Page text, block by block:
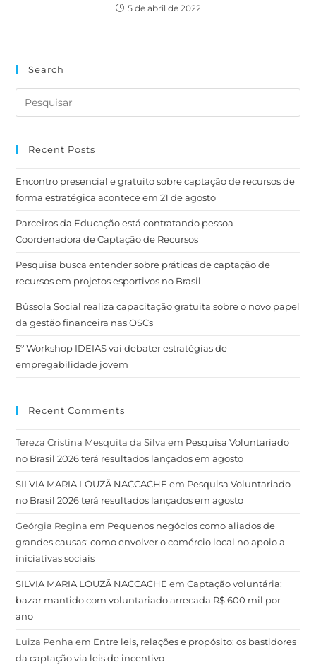
5 de abril de 2022
Search
Recent Posts
Encontro presencial e gratuito sobre captação de recursos de
forma estratégica acontece em 21 de agosto
Parceiros da Educação está contratando pessoa
Coordenadora de Captação de Recursos
Pesquisa busca entender sobre práticas de captação de
recursos em projetos esportivos no Brasil
Bússola Social realiza capacitação gratuita sobre o novo papel
da gestão financeira nas OSCs
5º Workshop IDEIAS vai debater estratégias de
empregabilidade jovem
Recent Comments
Tereza Cristina Mesquita da Silva em Pesquisa Voluntariado
no Brasil 2026 terá resultados lançados em agosto
SILVIA MARIA LOUZÃ NACCACHE em Pesquisa Voluntariado
no Brasil 2026 terá resultados lançados em agosto
Geórgia Regina em Pequenos negócios como aliados de
grandes causas: como envolver o comércio local no apoio a
iniciativas sociais
SILVIA MARIA LOUZÃ NACCACHE emCaptação voluntária:
bazar mantido com voluntariado arrecada R$ 600 mil por
ano
Luiza Penha em Entre leis, relações e propósito: os bastidores
da captação via leis de incentivo